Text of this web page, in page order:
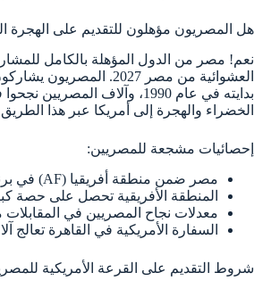
هل المصريون مؤهلون للتقديم على الهجرة
نعم! مصر من الدول المؤهلة بالكامل
العشوائية من مصر 2027.
بدايته في عام 1990، وآلاف
الخضراء والهجرة إلى أمريكا عبر هذا
إحصائيات مشجعة للمصريين:
مصر ضمن منطقة أفريقيا (AF) في برنامج DV Lottery
المنطقة الأفريقية تحصل على حصة
معدلات نجاح المصريين في المقابلات
السفارة الأمريكية في القاهرة تعالج
شروط التقديم على القرعة الأمريكية للمصريين